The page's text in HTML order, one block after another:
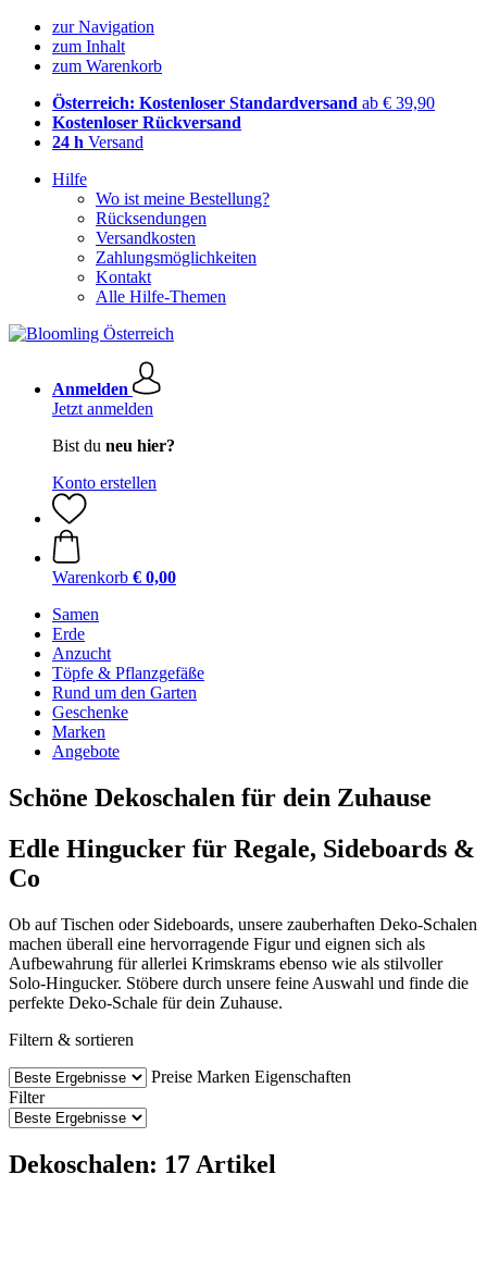
zur Navigation
zum Inhalt
zum Warenkorb
Österreich: Kostenloser Standardversand ab € 39,90
Kostenloser Rückversand
24 h Versand
Hilfe
Wo ist meine Bestellung?
Rücksendungen
Versandkosten
Zahlungsmöglichkeiten
Kontakt
Alle Hilfe-Themen
Anmelden
Jetzt anmelden
Bist du neu hier?
Konto erstellen
Warenkorb € 0,00
Samen
Erde
Anzucht
Töpfe & Pflanzgefäße
Rund um den Garten
Geschenke
Marken
Angebote
Schöne Dekoschalen für dein Zuhause
Edle Hingucker für Regale, Sideboards &
Co
Ob auf Tischen oder Sideboards, unsere zauberhaften Deko-Schalen
machen überall eine hervorragende Figur und eignen sich als
Aufbewahrung für allerlei Krimskrams ebenso wie als stilvoller
Solo-Hingucker. Stöbere durch unsere feine Auswahl und finde die
perfekte Deko-Schale für dein Zuhause.
Filtern & sortieren
Preise Marken Eigenschaften
Filter
Dekoschalen: 17 Artikel